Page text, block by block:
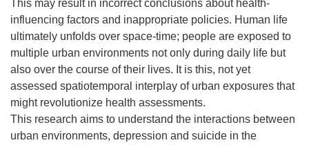
This may result in incorrect conclusions about health-
influencing factors and inappropriate policies. Human life
ultimately unfolds over space-time; people are exposed to
multiple urban environments not only during daily life but
also over the course of their lives. It is this, not yet
assessed spatiotemporal interplay of urban exposures that
might revolutionize health assessments.
This research aims to understand the interactions between
urban environments, depression and suicide in the